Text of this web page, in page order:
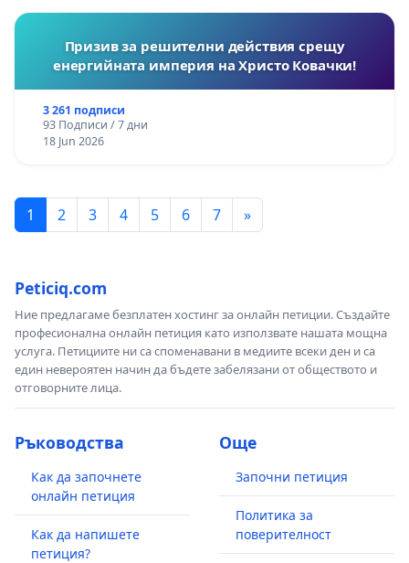
Призив за решителни действия срещу
енергийната империя на Христо Ковачки!
3 261 подписи
93 Подписи / 7 дни
18 Jun 2026
1 2 3 4 5 6 7 »
Peticiq.com
Ние предлагаме безплатен хостинг за онлайн петиции. Създайте
професионална онлайн петиция като използвате нашата мощна
услуга. Петициите ни са споменавани в медиите всеки ден и са
един невероятен начин да бъдете забелязани от обществото и
отговорните лица.
Ръководства
Как да започнете
онлайн петиция
Как да напишете
петиция?
Още
Започни петиция
Политика за
поверителност